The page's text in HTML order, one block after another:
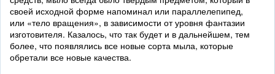
своей исходной форме напоминал или параллелепипед,
или «тело вращения», в зависимости от уровня фантазии
изготовителя. Казалось, что так будет и в дальнейшем, тем
более, что появлялись все новые сорта мыла, которые
обретали все новые качества.